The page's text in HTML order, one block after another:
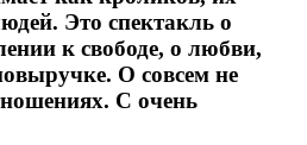
Это спектакль о
к свободе, о любви,
О совсем не
С очень